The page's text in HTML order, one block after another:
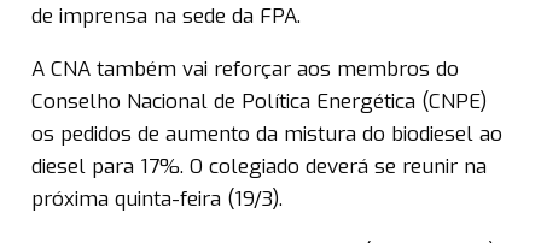
de imprensa na sede da FPA.
A CNA também vai reforçar aos membros do
Conselho Nacional de Política Energética (CNPE)
os pedidos de aumento da mistura do biodiesel ao
diesel para 17%. O colegiado deverá se reunir na
próxima quinta-feira (19/3).